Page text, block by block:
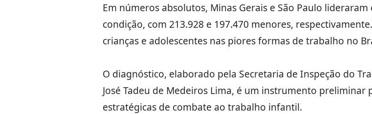
Em números absolutos, Minas Gerais e São Paulo
condição, com 213.928 e 197.470 menores,
crianças e adolescentes nas piores formas de trabalho no
O diagnóstico, elaborado pela Secretaria de Inspeção do
José Tadeu de Medeiros Lima, é um instrumento
estratégicas de combate ao trabalho infantil.